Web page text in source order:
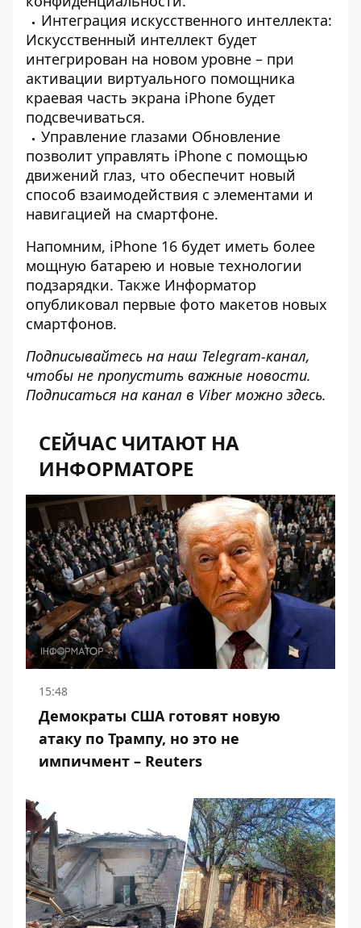
Интеграция искусственного интеллекта:
Искусственный интеллект будет
интегрирован на новом уровне – при
активации виртуального помощника
краевая часть экрана iPhone будет
подсвечиваться.
Управление глазами Обновление
позволит управлять iPhone с помощью
движений глаз, что обеспечит новый
способ взаимодействия с элементами и
навигацией на смартфоне.
Напомним, iPhone 16 будет иметь более
мощную батарею и новые технологии
подзарядки. Также Информатор
опубликовал первые фото макетов новых
смартфонов.
Подписывайтесь на наш Telegram-канал,
чтобы не пропустить важные новости.
Подписаться на канал в Viber можно здесь.
СЕЙЧАС ЧИТАЮТ НА
ИНФОРМАТОРЕ
15:48
Демократы США готовят новую
атаку по Трампу, но это не
импичмент – Reuters